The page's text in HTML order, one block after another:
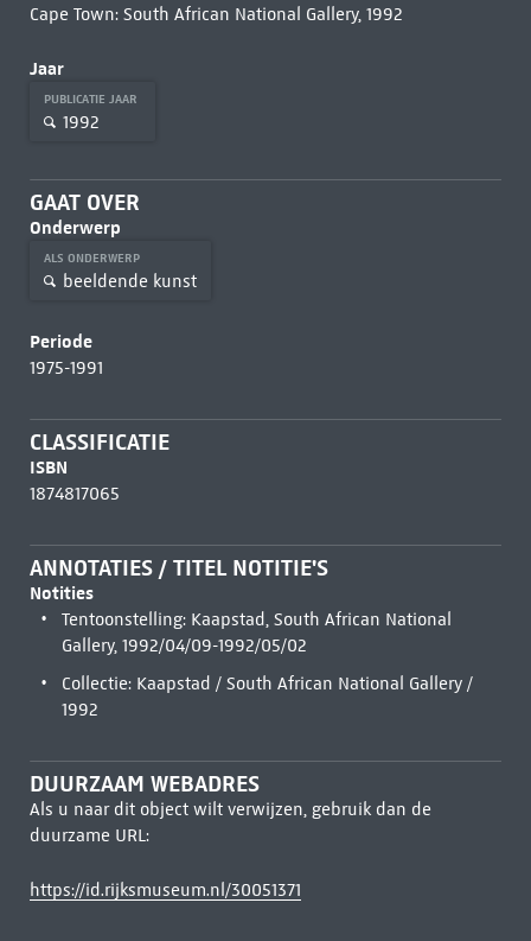
Cape Town: South African National Gallery, 1992
Jaar
PUBLICATIE JAAR
1992
GAAT OVER
Onderwerp
ALS ONDERWERP
beeldende kunst
Periode
1975-1991
CLASSIFICATIE
ISBN
1874817065
ANNOTATIES / TITEL NOTITIE'S
Notities
Tentoonstelling: Kaapstad, South African National
Gallery, 1992/04/09-1992/05/02
Collectie: Kaapstad / South African National Gallery /
1992
DUURZAAM WEBADRES
Als u naar dit object wilt verwijzen, gebruik dan de
duurzame URL:
https://id.rijksmuseum.nl/30051371